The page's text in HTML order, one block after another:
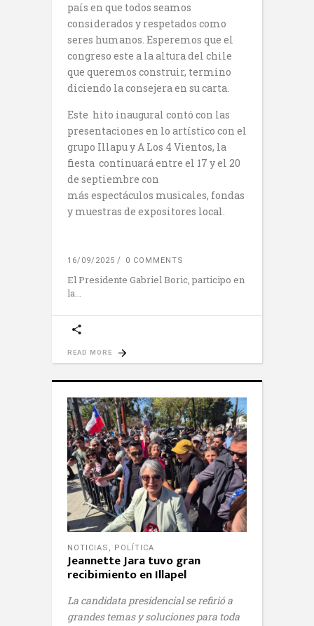
país en que todos seamos
considerados y respetados como
seres humanos. Esperemos que el
congreso este a la altura del chile
que queremos construir, termino
diciendo la consejera en su carta.
Este hito inaugural contó con las
presentaciones en lo artístico con el
grupo Illapu y A Los 4 Vientos, la
fiesta continuará entre el 17 y el 20
de septiembre con
más espectáculos musicales, fondas
y muestras de expositores local.
16/09/2025 0 COMMENTS
El Presidente Gabriel Boric, participo en
la
READ MORE
NOTICIAS , POLÍTICA
Jeannette Jara tuvo gran
recibimiento en Illapel
La candidata presidencial se refirió a
grandes temas y soluciones para toda